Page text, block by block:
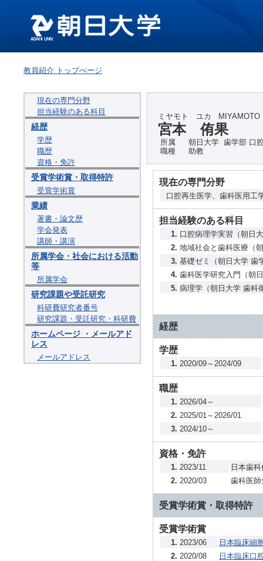
教員紹介 トップぺージ
現在の専門分野
担当経験のある科目
経歴
学歴
職歴
資格・免許
受賞学術賞・取得特許
受賞学術賞
業績
著書・論文歴
学会発表
講師・講演
所属学会・社会における活動
等
所属学会
研究課題や受託研究
科研費研究者番号
研究課題・受託研究・科研費
ホームページ ・メールアド
レス
メールアドレス
ミヤモト ユカ MIYAMOTO
宮本 侑果
所属
朝日大学 歯学部 口
職種
助教
現在の専門分野
口腔再生医学、歯科医用
担当経験のある科目
1. 口腔病理学実習（朝日
2. 地域社会と歯科医療（
3. 基礎ゼミ（朝日大学 歯
4. 歯科医学研究入門（朝
5. 病理学（朝日大学 歯科
経歴
学歴
1. 2020/09～2024/09
職歴
1. 2026/04～
2. 2025/01～2026/01
3. 2024/10～
資格・免許
1. 2023/11
日本歯
2. 2020/03 歯科医師
受賞学術賞・取得特許
受賞学術賞
1. 2023/06
日本臨床細
2. 2020/08
日本臨床口